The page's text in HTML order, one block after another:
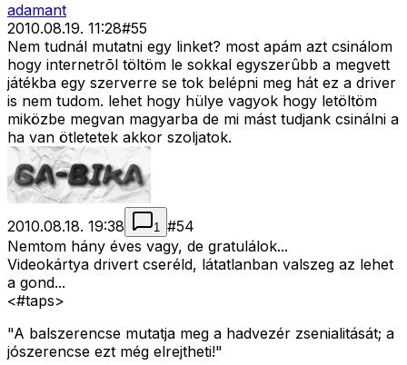
adamant
2010.08.19. 11:28#55
Nem tudnál mutatni egy linket? most apám azt csinálom
hogy internetrõl töltöm le sokkal egyszerûbb a megvett
játékba egy szerverre se tok belépni meg hát ez a driver
is nem tudom. lehet hogy hülye vagyok hogy letöltöm
miközbe megvan magyarba de mi mást tudjank csinálni a
ha van ötletetek akkor szoljatok.
2010.08.18. 19:38 1 #54
Nemtom hány éves vagy, de gratulálok...
Videokártya drivert cseréld, látatlanban valszeg az lehet
a gond...
<#taps>
"A balszerencse mutatja meg a hadvezér zsenialitását; a
jószerencse ezt még elrejtheti!"